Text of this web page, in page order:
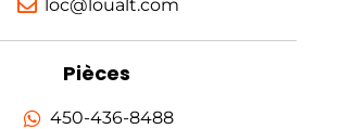
loc@loualt.com
Pièces
450-436-8488